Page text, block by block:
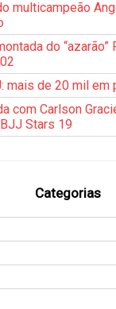
multicampeão
do “azarão”
mais de 20 mil em
com Carlson
Stars 19
Categorias